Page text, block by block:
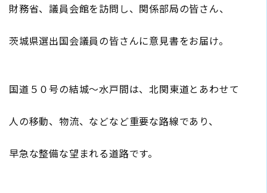
財務省、議員会館を訪問し、関係部局の皆さん、
茨城県選出国会議員の皆さんに意見書をお届け。
国道５０号の結城～水戸間は、北関東道とあわせて
人の移動、物流、などなど重要な路線であり、
早急な整備な望まれる道路です。